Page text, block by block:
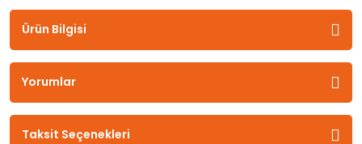
Ürün Bilgisi
Yorumlar
Taksit Seçenekleri